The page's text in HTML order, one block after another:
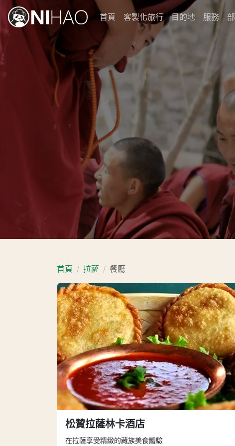
首頁 客製化旅行 目的地 服務
首頁 拉薩 餐廳
松贊拉薩林卡酒店
在拉薩享受精緻的藏族美食體驗